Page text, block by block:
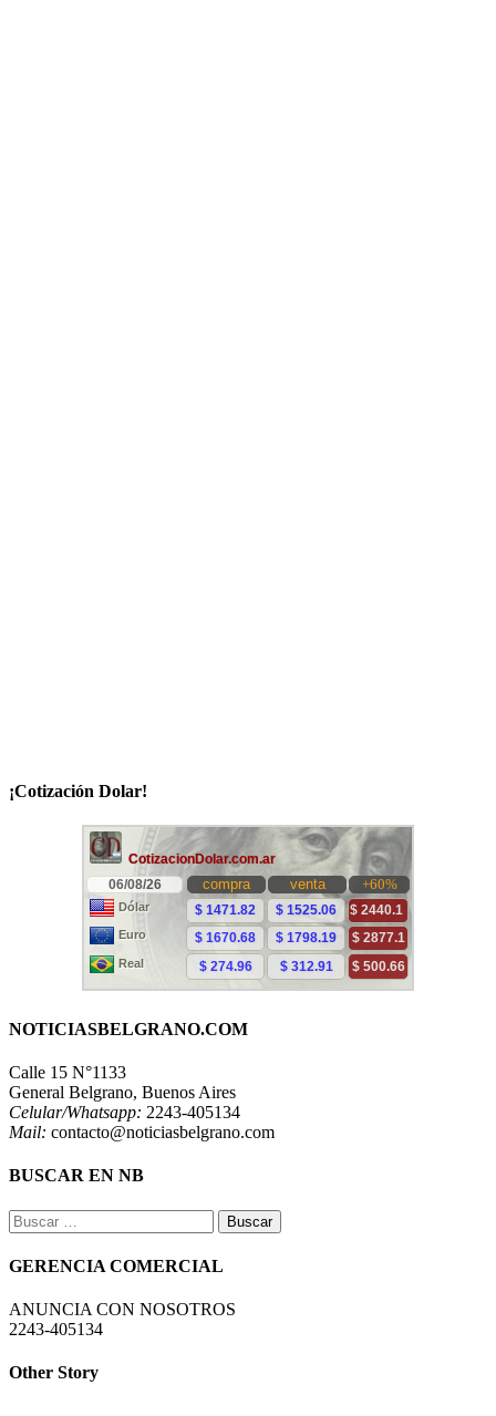
¡Cotización Dolar!
NOTICIASBELGRANO.COM
Calle 15 N°1133
General Belgrano, Buenos Aires
Celular/Whatsapp: 2243-405134
Mail: contacto@noticiasbelgrano.com
BUSCAR EN NB
Buscar:
GERENCIA COMERCIAL
ANUNCIA CON NOSOTROS
2243-405134
Other Story